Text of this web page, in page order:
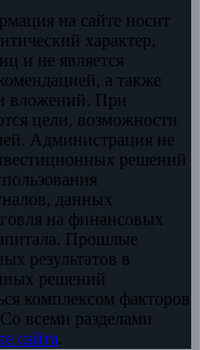
на сайте носит
характер,
и не является
а также
вложений. При
цели, возможности
Администрация не
решений
данных
на финансовых
Прошлые
результатов в
решений
комплексом факторов
всеми разделами
сайта.